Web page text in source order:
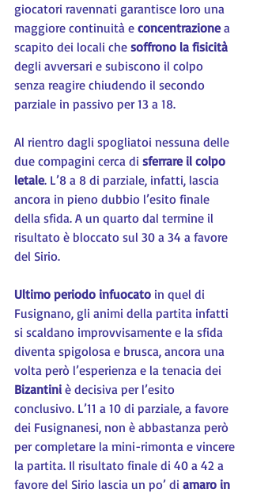
giocatori ravennati garantisce loro una
maggiore continuità e concentrazione a
scapito dei locali che soffrono la fisicità
degli avversari e subiscono il colpo
senza reagire chiudendo il secondo
parziale in passivo per 13 a 18.
Al rientro dagli spogliatoi nessuna delle
due compagini cerca di sferrare il colpo
letale. L’8 a 8 di parziale, infatti, lascia
ancora in pieno dubbio l’esito finale
della sfida. A un quarto dal termine il
risultato è bloccato sul 30 a 34 a favore
del Sirio.
Ultimo periodo infuocato in quel di
Fusignano, gli animi della partita infatti
si scaldano improvvisamente e la sfida
diventa spigolosa e brusca, ancora una
volta però l’esperienza e la tenacia dei
Bizantini è decisiva per l’esito
conclusivo. L’11 a 10 di parziale, a favore
dei Fusignanesi, non è abbastanza però
per completare la mini-rimonta e vincere
la partita. Il risultato finale di 40 a 42 a
favore del Sirio lascia un po’ di amaro in